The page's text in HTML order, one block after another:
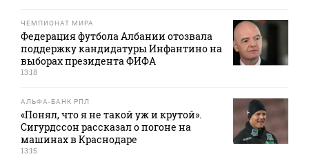
ЧЕМПИОНАТ МИРА
Федерация футбола Албании отозвала
поддержку кандидатуры Инфантино на
выборах президента ФИФА
13:18
АЛЬФА-БАНК РПЛ
«Понял, что я не такой уж и крутой».
Сигурдссон рассказал о погоне на
машинах в Краснодаре
13:15